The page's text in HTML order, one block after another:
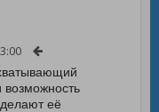
возможность
её